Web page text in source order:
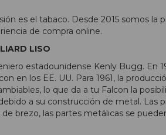
es el tabaco. Desde 2015 somos la
de compra online.
LISO
estadounidense Kenly Bugg.
en los EE. UU. Para 1961, la
lo que da a tu Falcon la
a su construcción de metal. Las
brezo, las partes metálicas se